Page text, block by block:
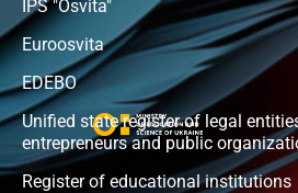
IPS "Osvita"
Euroosvita
EDEBO
Unified state register of legal
entrepreneurs and public
Register of educational institutions